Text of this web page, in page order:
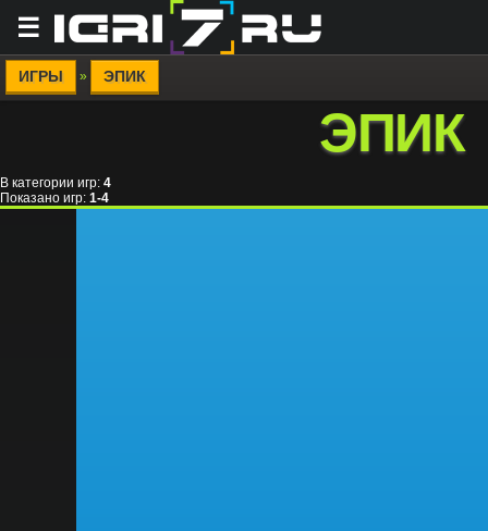
☰
ИГРЫ » ЭПИК
ЭПИК
В категории игр: 4
Показано игр: 1-4